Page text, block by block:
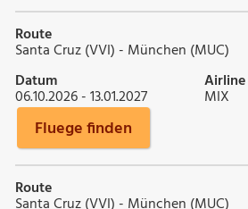
Route
Santa Cruz (VVI) - München (MUC)
Datum
06.10.2026 - 13.01.2027
Airline
MIX
Fluege finden
Route